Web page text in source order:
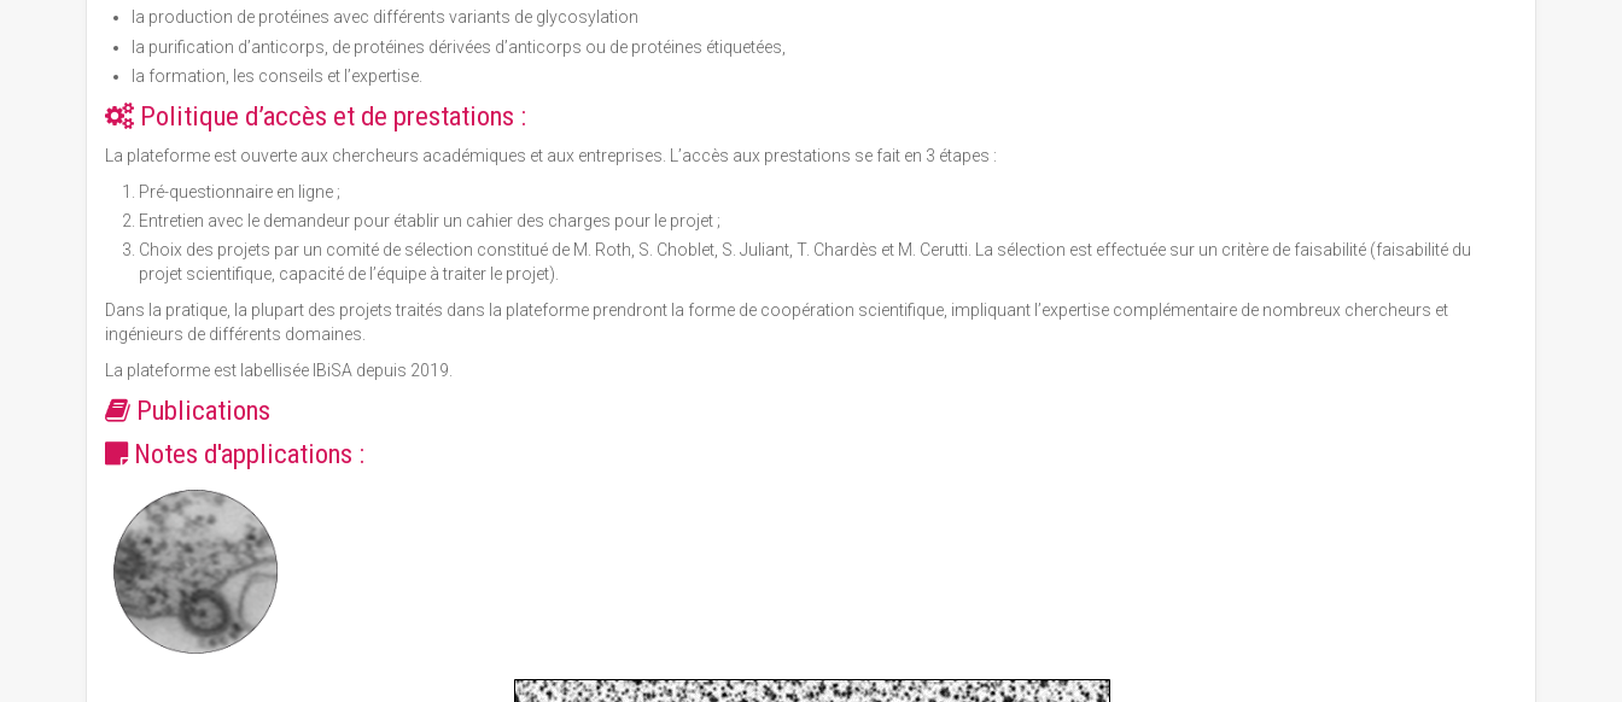
la production de protéines avec différents variants de glycosylation
la purification d’anticorps, de protéines dérivées d’anticorps ou de protéines étiquetées,
la formation, les conseils et l’expertise.
Politique d’accès et de prestations :
La plateforme est ouverte aux chercheurs académiques et aux entreprises. L’accès aux prestations se fait en 3 étapes :
Pré-questionnaire en ligne ;
Entretien avec le demandeur pour établir un cahier des charges pour le projet ;
Choix des projets par un comité de sélection constitué de M. Roth, S. Choblet, S. Juliant, T. Chardès et M. Cerutti. La sélection est effectuée sur un critère de faisabilité (faisabilité du
projet scientifique, capacité de l’équipe à traiter le projet).
Dans la pratique, la plupart des projets traités dans la plateforme prendront la forme de coopération scientifique, impliquant l’expertise complémentaire de nombreux chercheurs et
ingénieurs de différents domaines.
La plateforme est labellisée IBiSA depuis 2019.
Publications
Notes d'applications :